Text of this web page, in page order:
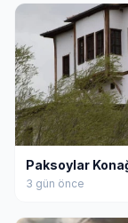
Paksoylar
3 gün önce